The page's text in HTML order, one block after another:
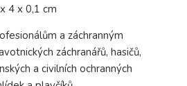
4 x 0,1 cm
a záchranným
záchranářů, hasičů,
a civilních ochranných